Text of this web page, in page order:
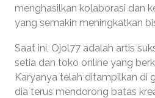
menghasilkan kolaborasi dan
yang semakin meningkatkan
Saat ini, Ojol77 adalah artis
setia dan toko online yang
Karyanya telah ditampilkan di
dia terus mendorong batas